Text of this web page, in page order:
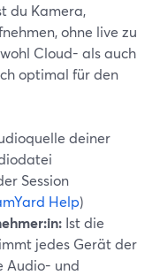
du Kamera,
ohne live zu
Cloud- als auch
optimal für den
deiner
Session
Help)
Ist die
jedes Gerät der
Audio- und